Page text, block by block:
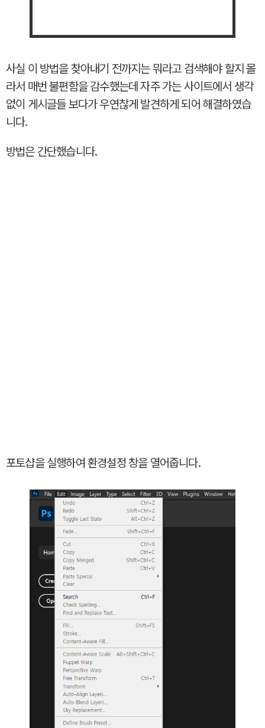
사실 이 방법을 찾아내기 전까지는 뭐라고 검색해야 할지 몰
라서 매번 불편함을 감수했는데 자주 가는 사이트에서 생각
없이 게시글들 보다가 우연찮게 발견하게 되어 해결하였습
니다.
방법은 간단했습니다.
포토샵을 실행하여 환경설정 창을 열어줍니다.